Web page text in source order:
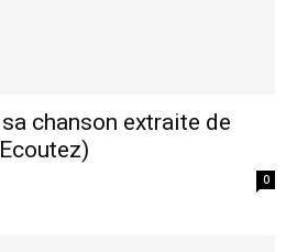
chanson extraite de
0